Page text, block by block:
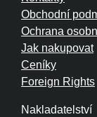
Nakladatelství
Obchodní
Ochrana
Jak nakupovat
Ceníky
Foreign Rights